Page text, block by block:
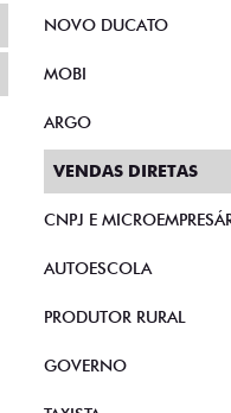
NOVO DUCATO
MOBI
ARGO
VENDAS DIRETAS
CNPJ E
AUTOESCOLA
PRODUTOR RURAL
GOVERNO